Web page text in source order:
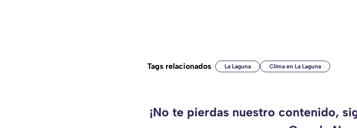
Tags relacionados La Laguna Clima en La Laguna
¡No te pierdas nuestro contenido,